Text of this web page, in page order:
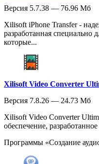
Версия 5.7.38 — 76.96 Мб
Xilisoft iPhone Transfer -
разработанная специально
которые...
Xilisoft Video Converter
Версия 7.8.26 — 24.73 Мб
Xilisoft Video Converter
обеспечение,
Программы «Создание